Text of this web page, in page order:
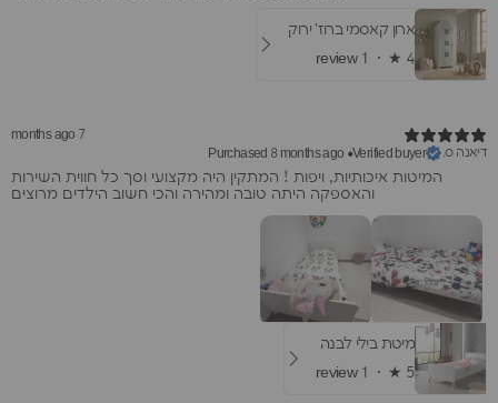
ארון קאסמי ברוז' ירוק
4
★ ·
1 review
7 months ago
דיאנה ס.
Verified buyer
•
Purchased 8 months ago
המיטות איכותיות, ויפות ! המתקין היה מקצועי וסך כל חווית השירות
והאספקה היתה טובה ומהירה והכי חשוב הילדים מרוצים
מיטת בילי לבנה
5
★ ·
1 review